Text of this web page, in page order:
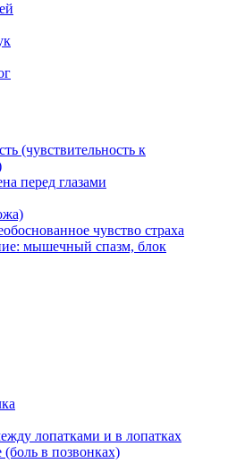
(чувствительность к
перед глазами
чувство страха
мышечный спазм, блок
лопатками и в лопатках
в позвонках)